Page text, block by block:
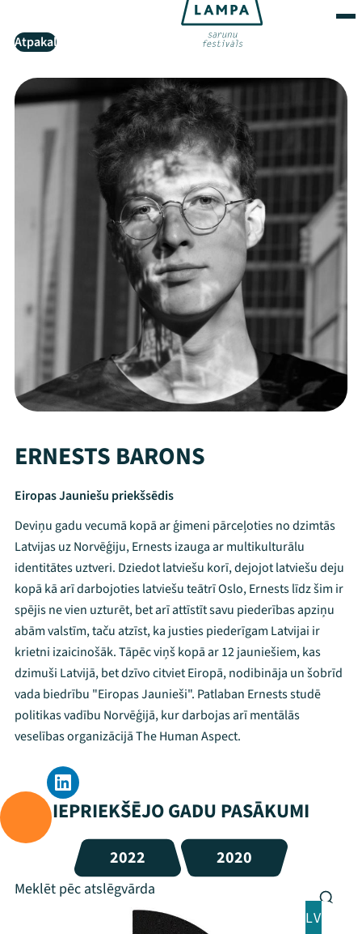
Atpakaļ
ERNESTS BARONS
Eiropas Jauniešu priekšsēdis
Deviņu gadu vecumā kopā ar ģimeni pārceļoties no dzimtās
Latvijas uz Norvēģiju, Ernests izauga ar multikulturālu
identitātes uztveri. Dziedot latviešu korī, dejojot latviešu deju
kopā kā arī darbojoties latviešu teātrī Oslo, Ernests līdz šim ir
spējis ne vien uzturēt, bet arī attīstīt savu piederības apziņu
abām valstīm, taču atzīst, ka justies piederīgam Latvijai ir
krietni izaicinošāk. Tāpēc viņš kopā ar 12 jauniešiem, kas
dzimuši Latvijā, bet dzīvo citviet Eiropā, nodibināja un šobrīd
vada biedrību "Eiropas Jaunieši". Patlaban Ernests studē
politikas vadību Norvēģijā, kur darbojas arī mentālās
veselības organizācijā The Human Aspect.
IEPRIEKŠĒJO GADU PASĀKUMI
2022 2020
LV